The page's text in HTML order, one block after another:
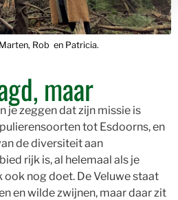
Rob en Patricia.
maar
je zeggen dat zijn missie is
tot Esdoorns, en
de diversiteit aan
rijk is, al helemaal als je
nog doet. De Veluwe staat
en wilde zwijnen, maar daar zit